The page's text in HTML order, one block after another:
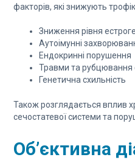
факторів, які знижують
Зниження рівня
Аутоімунні
Ендокринні порушення
Травми та рубцювання
Генетична схильність
Також розглядається вплив
сечостатевої системи та
Об’єктивна